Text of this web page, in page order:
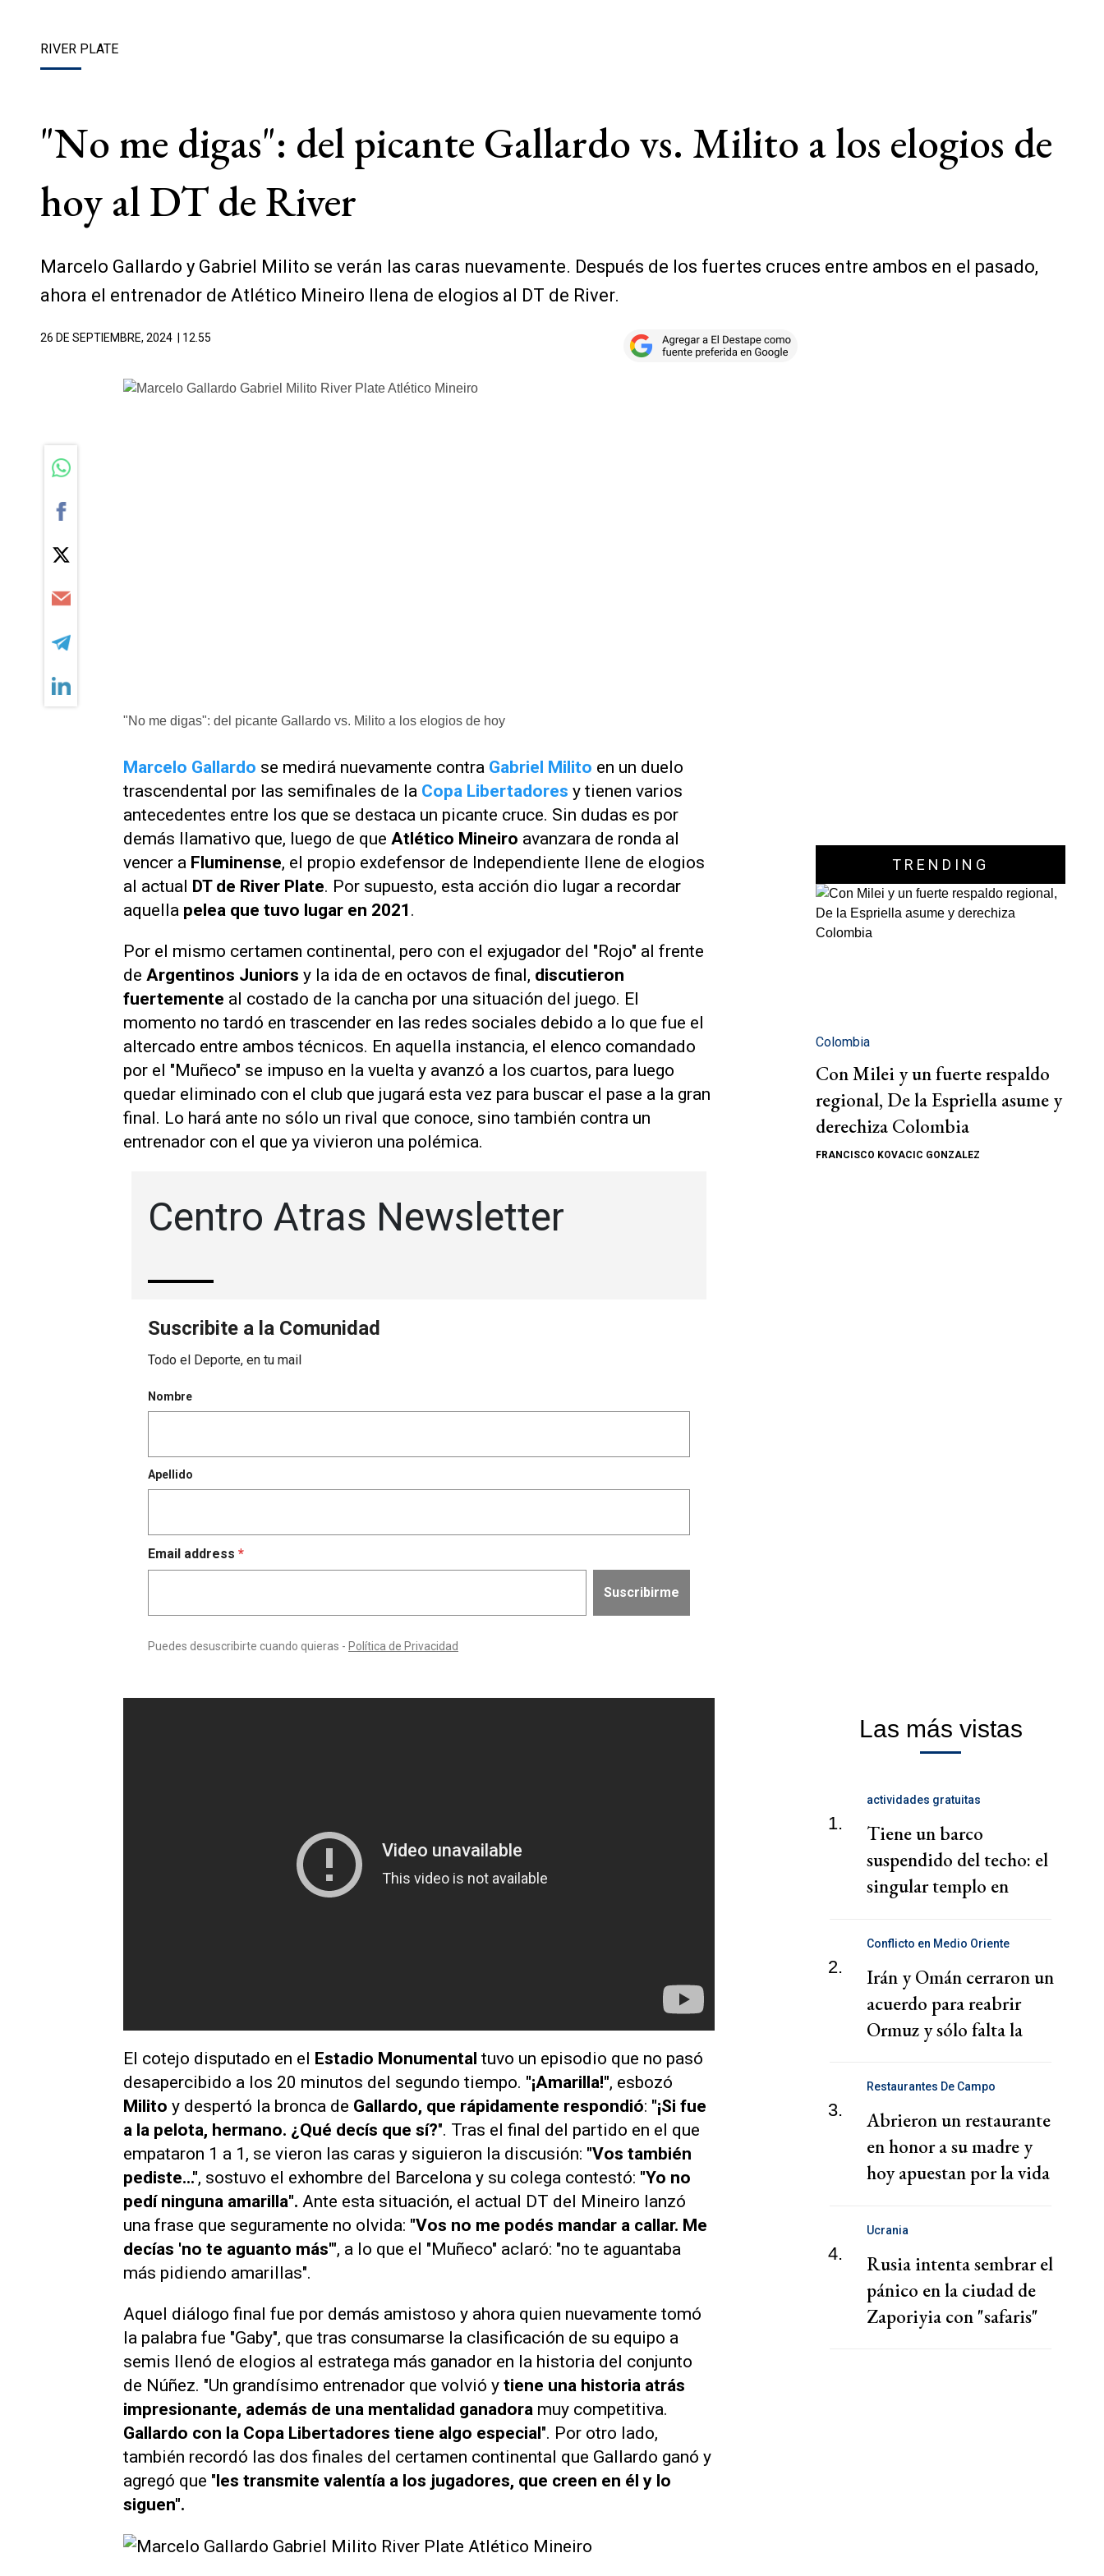
RIVER PLATE
"No me digas": del picante Gallardo vs. Milito a los elogios de
hoy al DT de River
Marcelo Gallardo y Gabriel Milito se verán las caras nuevamente. Después de los fuertes cruces entre ambos en el pasado,
ahora el entrenador de Atlético Mineiro llena de elogios al DT de River.
26 DE SEPTIEMBRE, 2024 | 12.55
"No me digas": del picante Gallardo vs. Milito a los elogios de hoy
Marcelo Gallardo se medirá nuevamente contra Gabriel Milito en un duelo
trascendental por las semifinales de la Copa Libertadores y tienen varios
antecedentes entre los que se destaca un picante cruce. Sin dudas es por
demás llamativo que, luego de que Atlético Mineiro avanzara de ronda al
vencer a Fluminense, el propio exdefensor de Independiente llene de elogios
al actual DT de River Plate. Por supuesto, esta acción dio lugar a recordar
aquella pelea que tuvo lugar en 2021 .
Por el mismo certamen continental, pero con el exjugador del "Rojo" al frente
de Argentinos Juniors y la ida de en octavos de final, discutieron
fuertemente al costado de la cancha por una situación del juego. El
momento no tardó en trascender en las redes sociales debido a lo que fue el
altercado entre ambos técnicos. En aquella instancia, el elenco comandado
por el "Muñeco" se impuso en la vuelta y avanzó a los cuartos, para luego
quedar eliminado con el club que jugará esta vez para buscar el pase a la gran
final. Lo hará ante no sólo un rival que conoce, sino también contra un
entrenador con el que ya vivieron una polémica.
El cotejo disputado en el Estadio Monumental tuvo un episodio que no pasó
desapercibido a los 20 minutos del segundo tiempo. "¡Amarilla!", esbozó
Milito y despertó la bronca de Gallardo, que rápidamente respondió: "¡Si fue
a la pelota, hermano. ¿Qué decís que sí?". Tras el final del partido en el que
empataron 1 a 1, se vieron las caras y siguieron la discusión: "Vos también
pediste...", sostuvo el exhombre del Barcelona y su colega contestó: "Yo no
pedí ninguna amarilla". Ante esta situación, el actual DT del Mineiro lanzó
una frase que seguramente no olvida: "Vos no me podés mandar a callar. Me
decías 'no te aguanto más'", a lo que el "Muñeco" aclaró: "no te aguantaba
más pidiendo amarillas".
Aquel diálogo final fue por demás amistoso y ahora quien nuevamente tomó
la palabra fue "Gaby", que tras consumarse la clasificación de su equipo a
semis llenó de elogios al estratega más ganador en la historia del conjunto
de Núñez. "Un grandísimo entrenador que volvió y tiene una historia atrás
impresionante, además de una mentalidad ganadora muy competitiva.
Gallardo con la Copa Libertadores tiene algo especial". Por otro lado,
también recordó las dos finales del certamen continental que Gallardo ganó y
agregó que "les transmite valentía a los jugadores, que creen en él y lo
siguen".
TRENDING
Colombia
Con Milei y un fuerte respaldo
regional, De la Espriella asume y
derechiza Colombia
FRANCISCO KOVACIC GONZALEZ
Las más vistas
1.
actividades gratuitas
Tiene un barco
suspendido del techo: el
singular templo en
2.
Conflicto en Medio Oriente
Irán y Omán cerraron un
acuerdo para reabrir
Ormuz y sólo falta la
3.
Restaurantes De Campo
Abrieron un restaurante
en honor a su madre y
hoy apuestan por la vida
4.
Ucrania
Rusia intenta sembrar el
pánico en la ciudad de
Zaporiyia con "safaris"